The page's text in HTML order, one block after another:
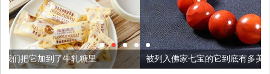
里 被列入佛家七宝的它到底有多美？